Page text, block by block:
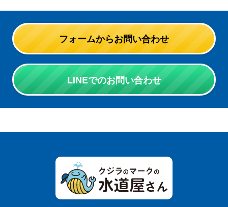
フォームからお問い合わせ
LINEでのお問い合わせ